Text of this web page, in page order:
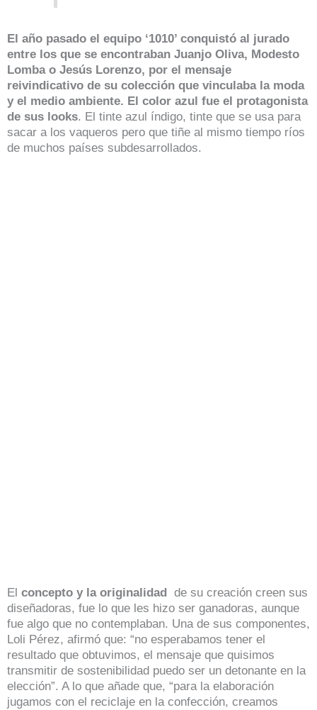
El año pasado el equipo ‘1010’ conquistó al jurado
entre los que se encontraban Juanjo Oliva, Modesto
Lomba o Jesús Lorenzo, por el mensaje
reivindicativo de su colección que vinculaba la moda
y el medio ambiente. El color azul fue el protagonista
de sus looks. El tinte azul índigo, tinte que se usa para
sacar a los vaqueros pero que tiñe al mismo tiempo ríos
de muchos países subdesarrollados.
El concepto y la originalidad
de su creación creen sus
diseñadoras, fue lo que les hizo ser ganadoras, aunque
fue algo que no contemplaban. Una de sus componentes,
Loli Pérez, afirmó que: “no esperabamos tener el
resultado que obtuvimos, el mensaje que quisimos
transmitir de sostenibilidad puedo ser un detonante en la
elección”. A lo que añade que, “para la elaboración
jugamos con el reciclaje en la confección, creamos